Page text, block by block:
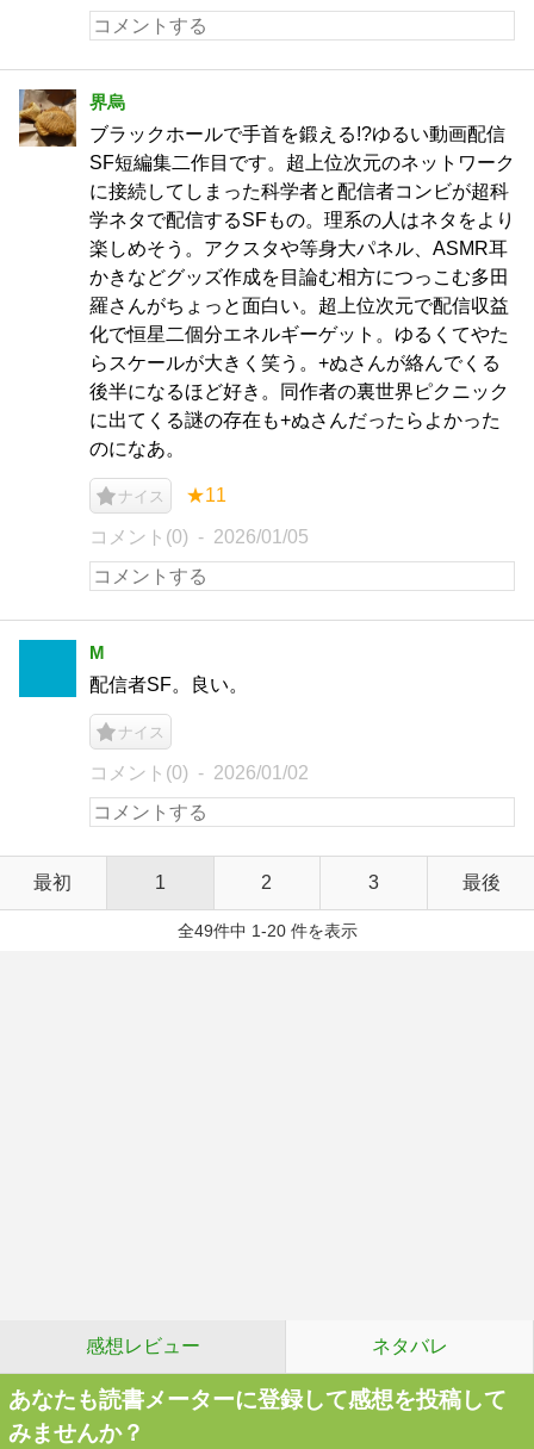
界烏
ブラックホールで手首を鍛える!?ゆるい動画配信
SF短編集二作目です。超上位次元のネットワーク
に接続してしまった科学者と配信者コンビが超科
学ネタで配信するSFもの。理系の人はネタをより
楽しめそう。アクスタや等身大パネル、ASMR耳
かきなどグッズ作成を目論む相方につっこむ多田
羅さんがちょっと面白い。超上位次元で配信収益
化で恒星二個分エネルギーゲット。ゆるくてやた
らスケールが大きく笑う。+ぬさんが絡んでくる
後半になるほど好き。同作者の裏世界ピクニック
に出てくる謎の存在も+ぬさんだったらよかった
のになあ。
ナイス ★11
コメント(0) 2026/01/05
M
配信者SF。良い。
ナイス
コメント(0) 2026/01/02
最初 1 2 3 最後
全49件中 1-20 件を表示
感想レビュー ネタバレ
あなたも読書メーターに登録して感想を投稿して
みませんか？